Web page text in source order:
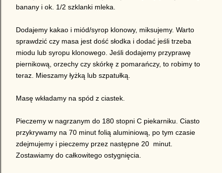
banany i ok. 1/2 szklanki mleka.
Dodajemy kakao i miód/syrop klonowy, miksujemy. Warto
sprawdzić czy masa jest dość słodka i dodać jeśli trzeba
miodu lub syropu klonowego. Jeśli dodajemy przyprawę
piernikową, orzechy czy skórkę z pomarańczy, to robimy to
teraz. Mieszamy łyżką lub szpatułką.
Masę wkładamy na spód z ciastek.
Pieczemy w nagrzanym do 180 stopni C piekarniku. Ciasto
przykrywamy na 70 minut folią aluminiową, po tym czasie
zdejmujemy i pieczemy przez następne 20 minut.
Zostawiamy do całkowitego ostygnięcia.